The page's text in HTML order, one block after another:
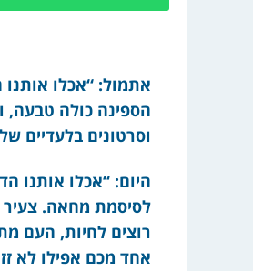
אתמול: “אכלו
הספינה כולה
וסרטונים בלעדיים של
היום: “אכלו אותנו
לסיסמת מחאה. צעיר
רוצים לחיות, העם
אחד מכם אפילו לא